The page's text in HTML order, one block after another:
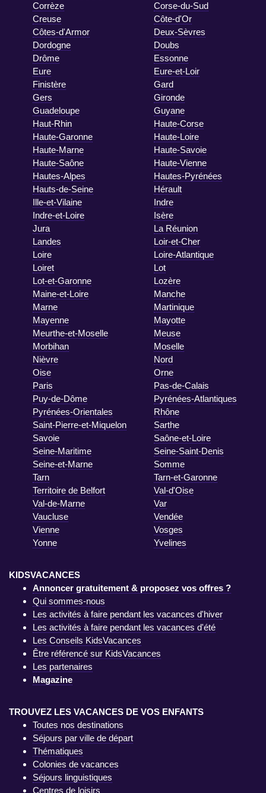
Corrèze
Corse-du-Sud
Creuse
Côte-d'Or
Côtes-d'Armor
Deux-Sèvres
Dordogne
Doubs
Drôme
Essonne
Eure
Eure-et-Loir
Finistère
Gard
Gers
Gironde
Guadeloupe
Guyane
Haut-Rhin
Haute-Corse
Haute-Garonne
Haute-Loire
Haute-Marne
Haute-Savoie
Haute-Saône
Haute-Vienne
Hautes-Alpes
Hautes-Pyrénées
Hauts-de-Seine
Hérault
Ille-et-Vilaine
Indre
Indre-et-Loire
Isère
Jura
La Réunion
Landes
Loir-et-Cher
Loire
Loire-Atlantique
Loiret
Lot
Lot-et-Garonne
Lozère
Maine-et-Loire
Manche
Marne
Martinique
Mayenne
Mayotte
Meurthe-et-Moselle
Meuse
Morbihan
Moselle
Nièvre
Nord
Oise
Orne
Paris
Pas-de-Calais
Puy-de-Dôme
Pyrénées-Atlantiques
Pyrénées-Orientales
Rhône
Saint-Pierre-et-Miquelon
Sarthe
Savoie
Saône-et-Loire
Seine-Maritime
Seine-Saint-Denis
Seine-et-Marne
Somme
Tarn
Tarn-et-Garonne
Territoire de Belfort
Val-d'Oise
Val-de-Marne
Var
Vaucluse
Vendée
Vienne
Vosges
Yonne
Yvelines
KIDSVACANCES
Annoncer gratuitement & proposez vos offres ?
Qui sommes-nous
Les activités à faire pendant les vacances d'hiver
Les activités à faire pendant les vacances d'été
Les Conseils KidsVacances
Être référencé sur KidsVacances
Les partenaires
Magazine
TROUVEZ LES VACANCES DE VOS ENFANTS
Toutes nos destinations
Séjours par ville de départ
Thématiques
Colonies de vacances
Séjours linguistiques
Centres de loisirs